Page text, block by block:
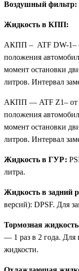
Воздушный фильтр:
Жидкость в КПП:
АКПП – ATF DW-1–
положения
момент остановки
литров. Интервал
АКПП — ATF Z1– от
положения
момент остановки
литров. Интервал
Жидкость в ГУР:
литра.
Жидкость в задний
версий): DPSF. Для
Тормозная
— 1 раз в 2 года. Для
жидкости.